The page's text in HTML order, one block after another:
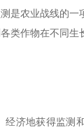
是农业战线的
类作物在不同
济地获得监测